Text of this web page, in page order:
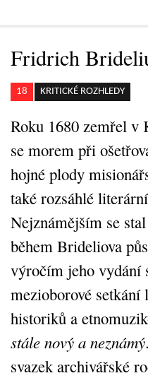
Fridrich
18 KRITICKÉ ROZHLEDY
Roku 1680 zemřel
se morem při
hojné plody
také rozsáhlé
Nejznámějším se
během Brideliova
výročím jeho vydání
mezioborové
historiků a
stále nový a neznámý
svazek archivářské